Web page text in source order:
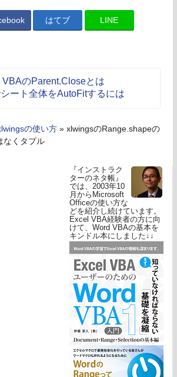
はてブ LINE
VBAのParent.Closeとは
ート全体をAutoFitするには
の使い方 » xlwingsのRange.shapeの
なくタプル
『インストラク
ターのネタ帳』
では、2003年10
月からMicrosoft
Officeの使い方な
どを紹介し続けています。
Excel VBA経験者の方に向
けて、Word VBAの基本を
キンドル本にしました↓↓